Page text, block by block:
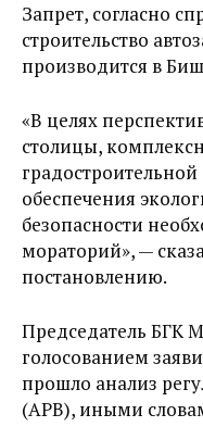
Запрет, согласно
строительство
производится в
«В целях
столицы,
обеспечения
безопасности
мораторий», —
постановлению.
Председатель БГК
голосованием
прошло анализ
(АРВ), иными